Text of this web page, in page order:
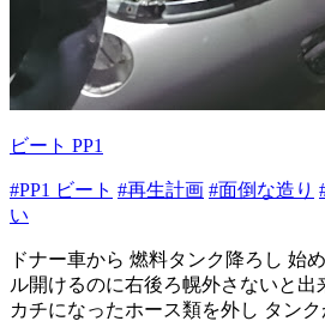
ビート PP1
#PP1 ビート #再生計画 #面倒な造り
い
ドナー車から 燃料タンク降ろし 始
ル開けるのに右後ろ幌外さないと
カチになったホース類を外し タン